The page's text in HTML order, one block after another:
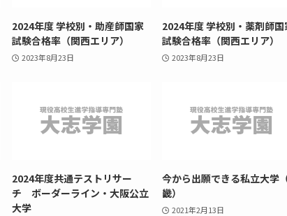
2024年度 学校別・助産師国家
試験合格率（関西エリア）
2023年8月23日
2024年度 学校別・薬剤師国
試験合格率（関西エリア）
2023年8月23日
2024年度共通テストリサー
チ ボーダーライン・大阪公立
大学
今から出願できる私立大学
畿）
2021年2月13日